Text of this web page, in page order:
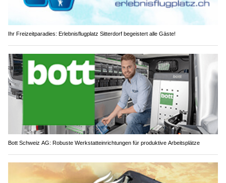
Ihr Freizeitparadies: Erlebnisflugplatz Sitterdorf begeistert alle Gäste!
Bott Schweiz AG: Robuste Werkstatteinrichtungen für produktive Arbeitsplätze